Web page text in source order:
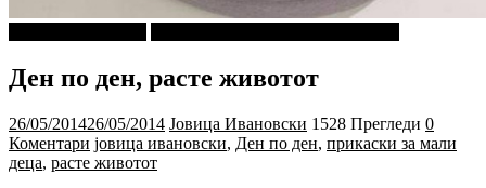
Ден по ден, расте животот
26/05/201426/05/2014 Јовица Ивановски 1528 Прегледи 0
Коментари јовица ивановски, Ден по ден, прикаски за мали
деца, расте животот